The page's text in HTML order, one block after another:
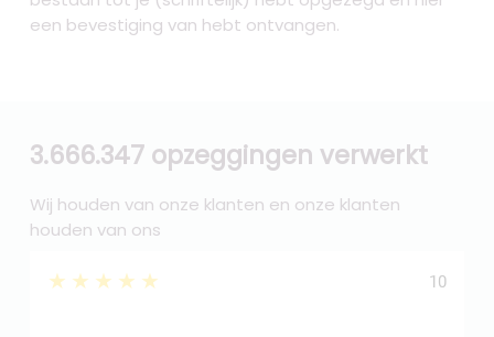
een bevestiging van hebt ontvangen.
3.666.347 opzeggingen verwerkt
Wij houden van onze klanten en onze klanten
houden van ons
★★★★★ 10